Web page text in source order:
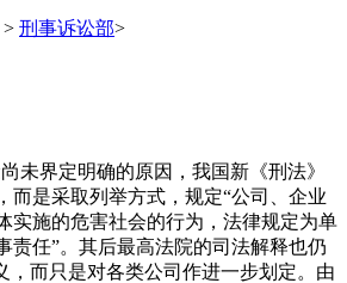
> 刑事诉讼部>
未界定明确的原因，我国新《刑法》
而是采取列举方式，规定“公司、企业
实施的危害社会的行为，法律规定为单
责任”。其后最高法院的司法解释也仍
，而只是对各类公司作进一步划定。由